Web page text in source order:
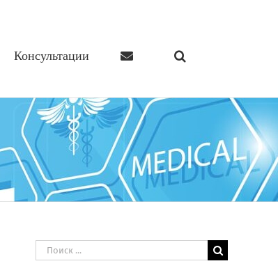
Консультации
Результат
поиска: